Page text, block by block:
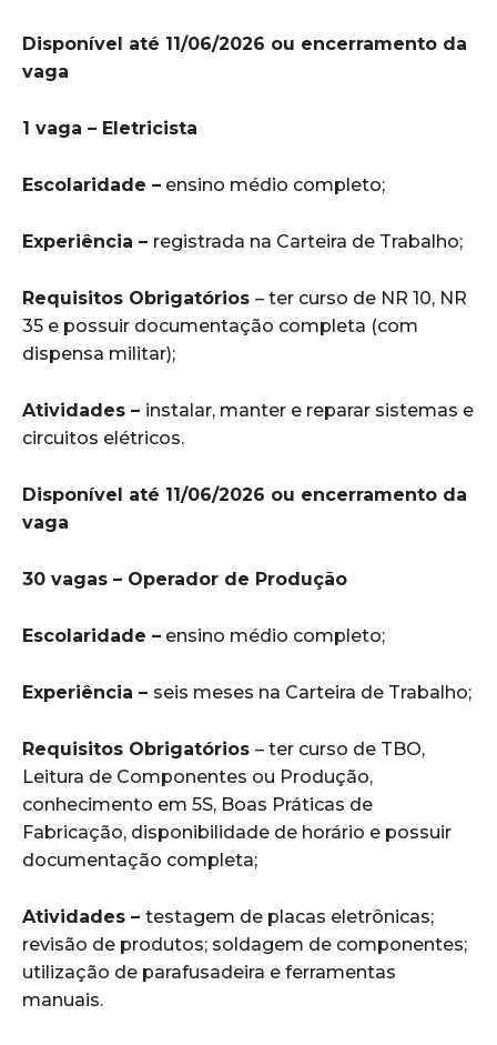
Disponível até 11/06/2026 ou encerramento da
vaga
1 vaga – Eletricista
Escolaridade – ensino médio completo;
Experiência – registrada na Carteira de Trabalho;
Requisitos Obrigatórios – ter curso de NR 10, NR
35 e possuir documentação completa (com
dispensa militar);
Atividades – instalar, manter e reparar sistemas e
circuitos elétricos.
Disponível até 11/06/2026 ou encerramento da
vaga
30 vagas – Operador de Produção
Escolaridade – ensino médio completo;
Experiência – seis meses na Carteira de Trabalho;
Requisitos Obrigatórios – ter curso de TBO,
Leitura de Componentes ou Produção,
conhecimento em 5S, Boas Práticas de
Fabricação, disponibilidade de horário e possuir
documentação completa;
Atividades – testagem de placas eletrônicas;
revisão de produtos; soldagem de componentes;
utilização de parafusadeira e ferramentas
manuais.